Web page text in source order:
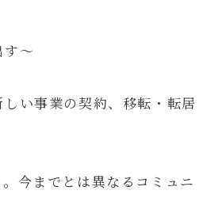
～
い事業の契約、移転・転居
今までとは異なるコミュニ